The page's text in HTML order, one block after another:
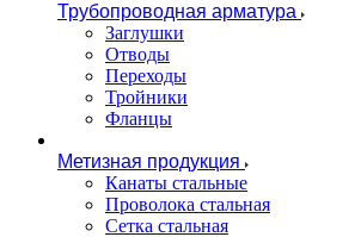
Трубопроводная арматура
Заглушки
Отводы
Переходы
Тройники
Фланцы
Метизная продукция
Канаты стальные
Проволока стальная
Сетка стальная